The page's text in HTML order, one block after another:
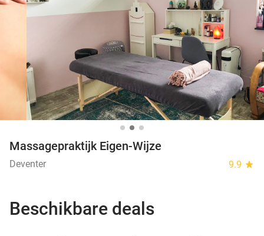
10+ miljoen leden
Massagepraktijk Eigen-Wijze
Deventer 9.9 star
Beschikbare deals